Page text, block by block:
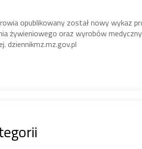
opublikowany został nowy wykaz
żywieniowego oraz wyrobów
dziennikmz.mz.gov.pl